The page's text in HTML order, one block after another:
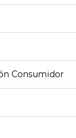
Consumidor